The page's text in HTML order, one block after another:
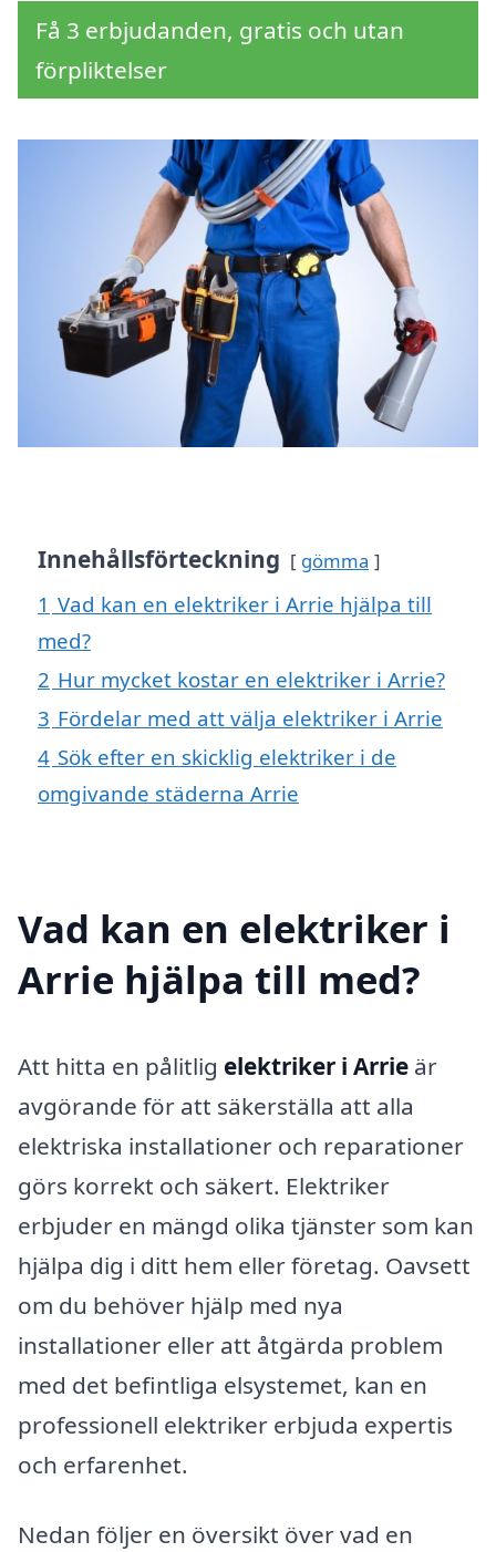
Få 3 erbjudanden, gratis och utan
förpliktelser
Innehållsförteckning gömma
1 Vad kan en elektriker i Arrie hjälpa till
med?
2 Hur mycket kostar en elektriker i Arrie?
3 Fördelar med att välja elektriker i Arrie
4 Sök efter en skicklig elektriker i de
omgivande städerna Arrie
Vad kan en elektriker i
Arrie hjälpa till med?
Att hitta en pålitlig elektriker i Arrie är
avgörande för att säkerställa att alla
elektriska installationer och reparationer
görs korrekt och säkert. Elektriker
erbjuder en mängd olika tjänster som kan
hjälpa dig i ditt hem eller företag. Oavsett
om du behöver hjälp med nya
installationer eller att åtgärda problem
med det befintliga elsystemet, kan en
professionell elektriker erbjuda expertis
och erfarenhet.
Nedan följer en översikt över vad en